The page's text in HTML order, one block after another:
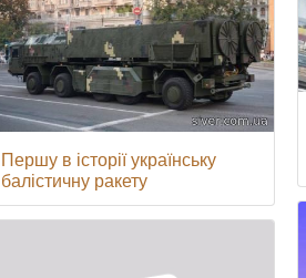
Першу в історії українську
балістичну ракету